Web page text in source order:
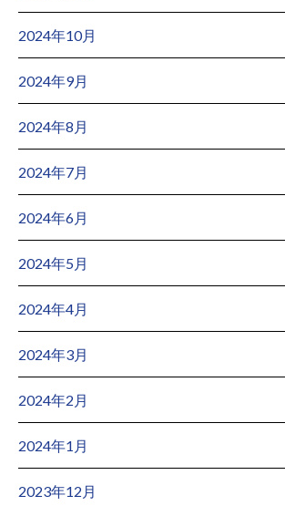
2024年10月
2024年9月
2024年8月
2024年7月
2024年6月
2024年5月
2024年4月
2024年3月
2024年2月
2024年1月
2023年12月